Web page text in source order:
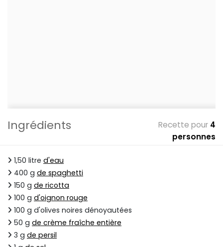
Ingrédients Recette pour 4
personnes
1,50 litre d'eau
400 g de spaghetti
150 g de ricotta
100 g d'oignon rouge
100 g d'olives noires dénoyautées
50 g de crème fraîche entière
3 g de persil